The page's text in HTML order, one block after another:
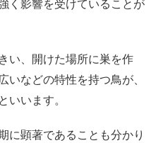
く影響を受けていることが
い、開けた場所に巣を作
いなどの特性を持つ鳥が、
いいます。
に顕著であることも分かり